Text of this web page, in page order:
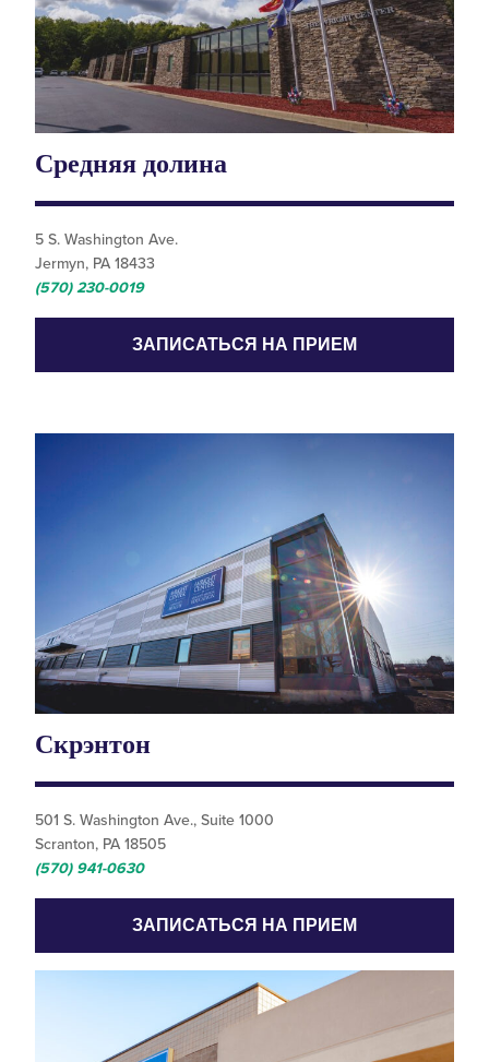
Средняя долина
5 S. Washington Ave.
Jermyn, PA 18433
(570) 230-0019
ЗАПИСАТЬСЯ НА ПРИЕМ
Скрэнтон
501 S. Washington Ave., Suite 1000
Scranton, PA 18505
(570) 941-0630
ЗАПИСАТЬСЯ НА ПРИЕМ